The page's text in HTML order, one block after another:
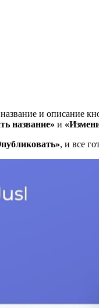
и описание
название» и
, и все